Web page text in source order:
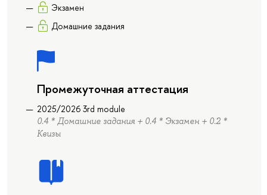
Экзамен
Домашние задания
Промежуточная аттестация
2025/2026 3rd module
0.4 * Домашние задания + 0.4 * Экзамен + 0.2 *
Квизы